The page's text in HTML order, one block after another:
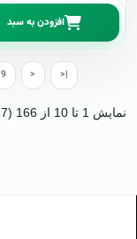
افزودن به سبد
9 > >|
نمایش 1 تا 10 از 166 (17 صفحه)